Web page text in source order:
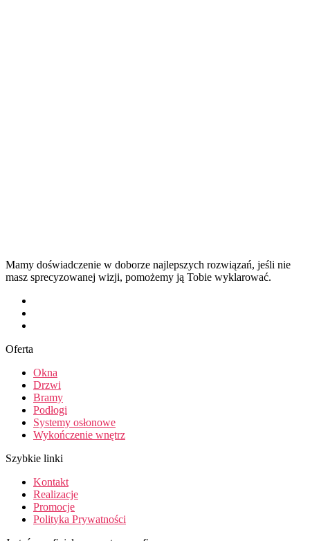
Mamy doświadczenie w doborze najlepszych rozwiązań, jeśli nie
masz sprecyzowanej wizji, pomożemy ją Tobie wyklarować.
Oferta
Okna
Drzwi
Bramy
Podłogi
Systemy osłonowe
Wykończenie wnętrz
Szybkie linki
Kontakt
Realizacje
Promocje
Polityka Prywatności